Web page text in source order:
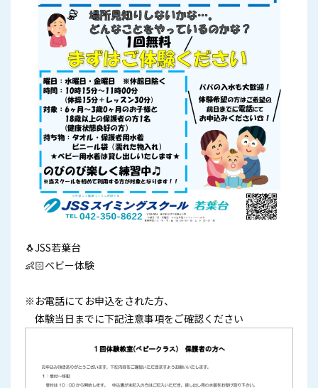
🐧JSS若葉台
👶🏻ベビー体験
※お電話にてお申込をされた方、
体験当日までに下記注意事項をご確認ください